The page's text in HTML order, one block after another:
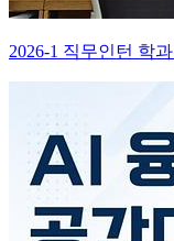
2026-1 직무인턴 학